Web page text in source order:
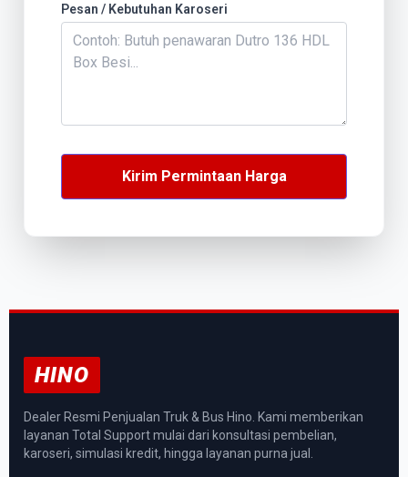
Pesan / Kebutuhan Karoseri
Kirim Permintaan Harga
HINO
Dealer Resmi Penjualan Truk & Bus Hino. Kami memberikan
layanan Total Support mulai dari konsultasi pembelian,
karoseri, simulasi kredit, hingga layanan purna jual.